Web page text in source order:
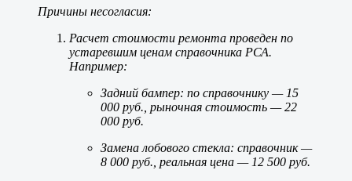
Причины несогласия:
Расчет стоимости ремонта проведен по
устаревшим ценам справочника РСА.
Например:
Задний бампер: по справочнику — 15
000 руб., рыночная стоимость — 22
000 руб.
Замена лобового стекла: справочник —
8 000 руб., реальная цена — 12 500 руб.